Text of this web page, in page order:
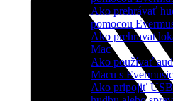
Ako prehrávať
pomocou
Ako prehravat
Mac
Ako používať
Macu s
Ako pripojiť USB